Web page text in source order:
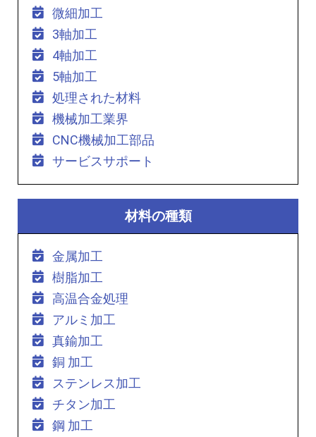
微細加工
3軸加工
4軸加工
5軸加工
処理された材料
機械加工業界
CNC機械加工部品
サービスサポート
材料の種類
金属加工
樹脂加工
高温合金処理
アルミ加工
真鍮加工
銅 加工
ステンレス加工
チタン加工
鋼 加工